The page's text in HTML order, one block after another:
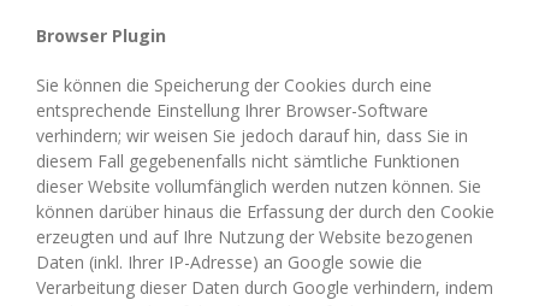
Browser Plugin
Sie können die Speicherung der Cookies durch eine
entsprechende Einstellung Ihrer Browser-Software
verhindern; wir weisen Sie jedoch darauf hin, dass Sie in
diesem Fall gegebenenfalls nicht sämtliche Funktionen
dieser Website vollumfänglich werden nutzen können. Sie
können darüber hinaus die Erfassung der durch den Cookie
erzeugten und auf Ihre Nutzung der Website bezogenen
Daten (inkl. Ihrer IP-Adresse) an Google sowie die
Verarbeitung dieser Daten durch Google verhindern, indem